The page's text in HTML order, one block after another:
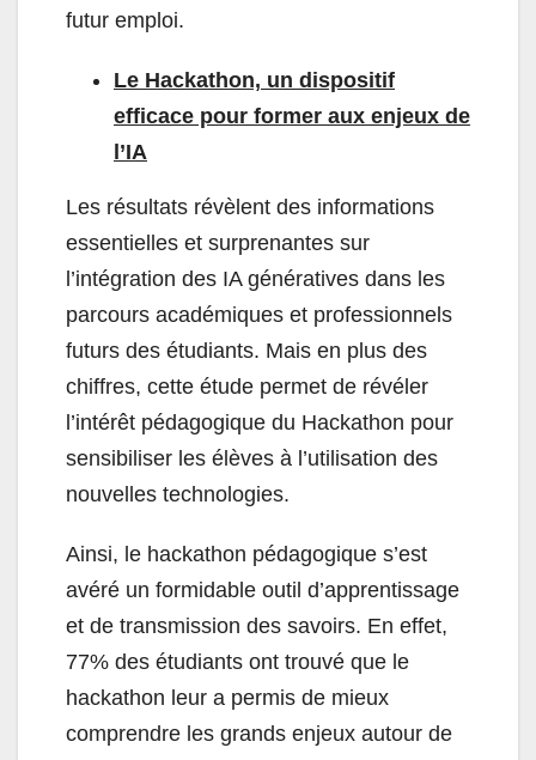
futur emploi.
Le Hackathon, un dispositif
efficace pour former aux enjeux de
l’IA
Les résultats révèlent des informations
essentielles et surprenantes sur
l’intégration des IA génératives dans les
parcours académiques et professionnels
futurs des étudiants. Mais en plus des
chiffres, cette étude permet de révéler
l’intérêt pédagogique du Hackathon pour
sensibiliser les élèves à l’utilisation des
nouvelles technologies.
Ainsi, le hackathon pédagogique s’est
avéré un formidable outil d’apprentissage
et de transmission des savoirs. En effet,
77% des étudiants ont trouvé que le
hackathon leur a permis de mieux
comprendre les grands enjeux autour de